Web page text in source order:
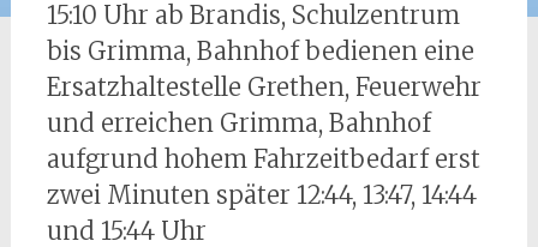
15:10 Uhr ab Brandis, Schulzentrum
bis Grimma, Bahnhof bedienen eine
Ersatzhaltestelle Grethen, Feuerwehr
und erreichen Grimma, Bahnhof
aufgrund hohem Fahrzeitbedarf erst
zwei Minuten später 12:44, 13:47, 14:44
und 15:44 Uhr